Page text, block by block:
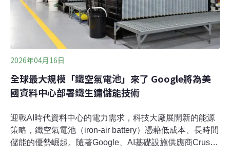
估，大約5立方公尺的混凝土，就能供應一般家庭的每日
用電需求。為什麼「e
2026年04月16日
全球最大規模「鐵空氣電池」來了 Google將為美
國資料中心部署鐵生鏽儲能技術
迎戰AI時代資料中心的電力需求，科技大廠展開新的能源
策略，鐵空氣電池（iron-air battery）憑藉低成本、長時間
儲能的優勢崛起。隨著Google、AI基礎設施供應商Crusoe